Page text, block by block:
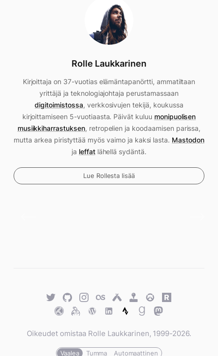
Rolle Laukkarinen
Kirjoittaja on 37-vuotias elämäntapanörtti, ammatiltaan
yrittäjä ja teknologiajohtaja perustamassaan
digitoimistossa, verkkosivujen tekijä, koukussa
kirjoittamiseen 5-vuotiaasta. Päivät kuluu monipuolisen
musiikkiharrastuksen, retropelien ja koodaamisen parissa,
mutta arkea piristyttää myös vaimo ja kaksi lasta. Mastodon
ja leffatlähellä sydäntä.
Lue Rollesta lisää
TwitterGitHubTwitterLast.fmUntappd
Retro
Achievements
Overwatch
Rawg.io
TraktKeybaseWordPress
WordPress
StravaGoodreads
Mastodon
Oikeudet omistaa Rolle Laukkarinen, 1999-2026.
Vaalea Tumma Automaattinen